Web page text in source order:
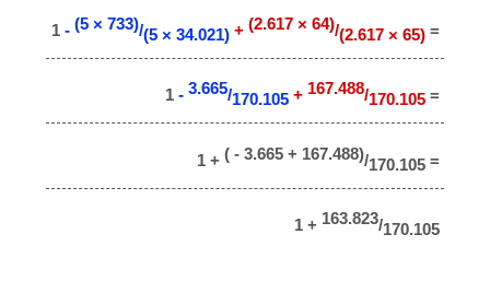
1- (5 × 733)/(5 × 34.021) + (2.617 × 64)/(2.617 × 65)=
1- 3.665/170.105 + 167.488/170.105=
1 + ( - 3.665 + 167.488)/170.105=
1 + 163.823/170.105